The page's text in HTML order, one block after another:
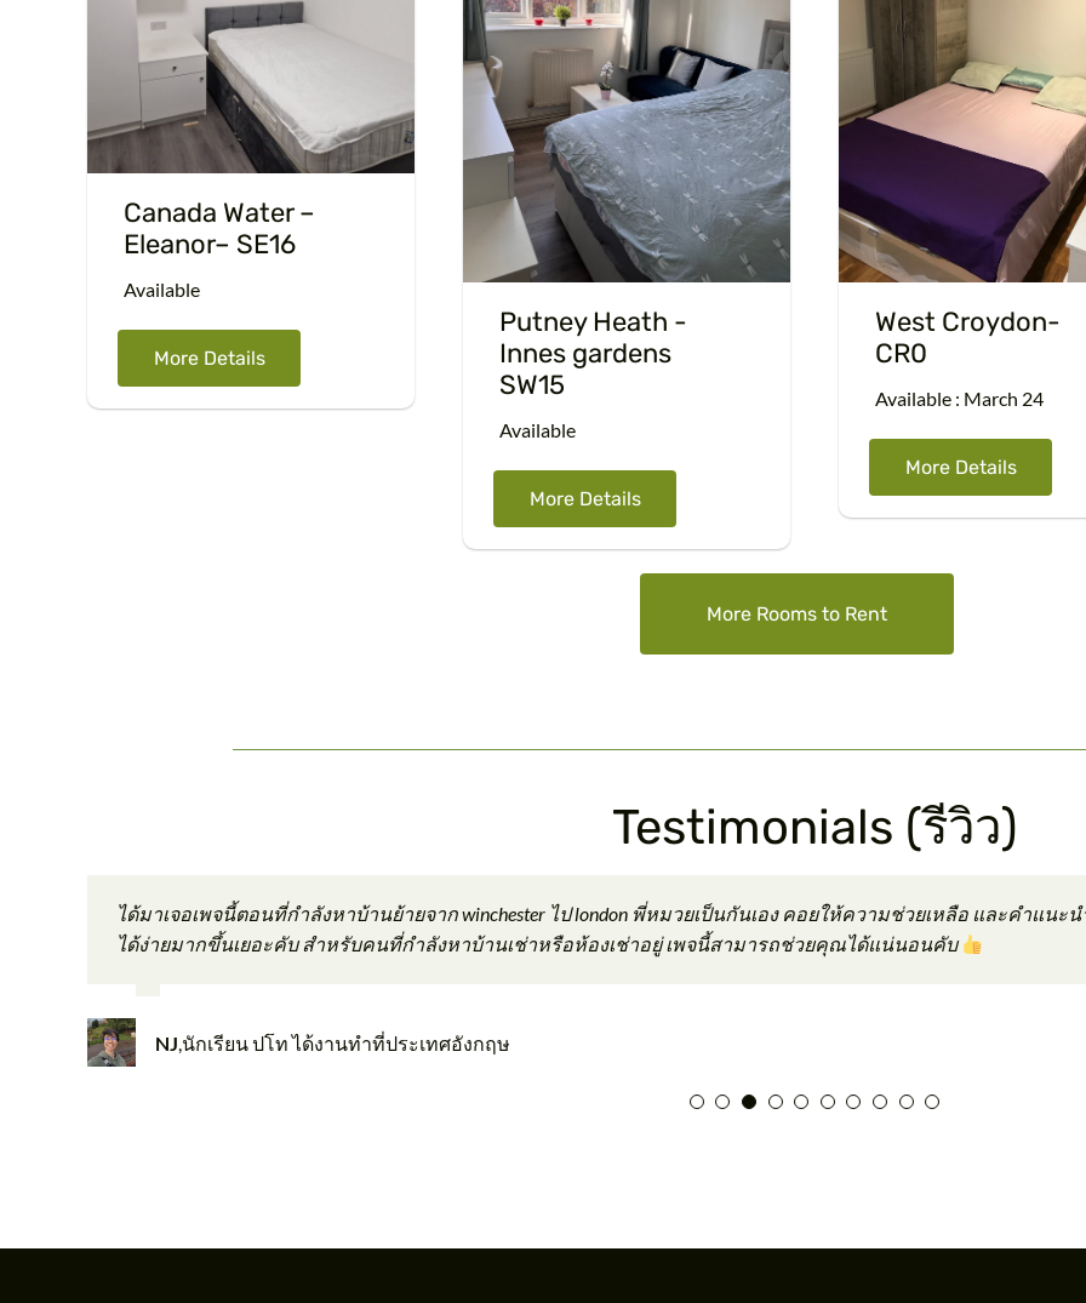
Canada Water –
Eleanor– SE16
Available
More Details
Putney Heath -
Innes gardens
SW15
Available
More Details
West Croydon-
CR0
Available : March 24
More Details
More Rooms to Rent
Testimonials (รีวิว)
I stayed at a property managed by May in Crystal Palace for 7 months, conveniently located within ‘the triangle,’ surrounded
incredibly responsive and always willing to assist, enhancing the experience. Despite a difficult tenant, May handled the
regular cleaning every other day. The exceptional customer service and cleanliness truly made it a 5-star experience. Ariya
ไม่ผิดหวังเลยค่ะที่โทรไปปรึกษาน้องหมวยและตัดสินใจเลือกน้องหมวย บ้านสะอาดและมีอุปกรณ์ครบทุกสิ่งค่ะสามาร
สะดวกมากๆใกล้สถานีรถไฟ,รถบัส,ซุปเปอร์ฯ น้องหมวยใจดีมากๆให้คำแนะนำให้คำปรึกษาทุกอย่างรู้สึกเป็นกันเองม
ได้มาเจอเพจนี้ตอนที่กําลังหาบ้านย้ายจาก winchester ไป london พี่หมวยเป็นกันเอง คอยให้ความช่วยเหลือ และคําแน
ได้ง่ายมากขึ้นเยอะคับ สําหรับคนที่กําลังหาบ้านเช่าหรือห้องเช่าอยู่ เพจนี้สามารถช่วยคุณได้แน่นอนคับ
NJ นักเรียน ปโท ได้งานทำที่ประเทศอังกฤษ
The house was very clean and very organized. It made you feel like you were home when you’re there. The staff was
won’t be disappointed.
My first impression with this business is that they take your request and preferences seriously. Everyone knows it’s not easy
But with their help and suggestions, my vacation in London couldn’t be any better. They have number of properties on them
like having my personal real estate agent but for a short vacation.
Giving me extra money to spend on cafe and restaurant there. Thank you Muay & James for your hospitality. I totally
in London.
ไปอังกฤษต้องติดต่อพี่หมวย พี่เจมส์ เลยค่ะ ให้คำแนะนำดี จองล่วงหน้าสักนิด หัองเต็มเร็วมากค่ะ
ติดต่อมาพักกับพี่หมวยอีกครั้ง ยังประทับใจเหมือนเดิม ให้คำแนะนำดีมาก รอบนี้มา Private Trip กับครอบครัว จองรถตู้พี่
Great communications before hand, easy access. Lovely and clean.
Very comfy clean bed.
Highly recommend
Bill
ในฐานะพ่อบ้านวัย 50 กว่าที่มาเรียนต่อป.โทที่ลอนดอนก่อนหน้าโรงเรียนเปิดไม่ถึง 1 อาทิตย์ ไม่ง่ายเลยที่จะหาบ้านเ
และลูกที่อายุ 4 ขวบ
ตอนนี้ผมและครอบครัวได้ที่พักระยะยาวจากการจัดหาของคุณหมวยในค่าเช่าที่เหมาะสม ขอขอบคุณคุณหมวย และข
ขอบคุณคุณหมวยมากค่ะ ที่ช่วยให้คำแนะนำการเดินทางมาที่พัก ร้านค้า ร้านอาหารสถานที่เที่ยวที่น่าสนใจแถวที่พัก
กับน้ำใจคนไทยที่น่ารักค่ะ ทำให้เซฟค่าใช้จ่ายทั้งค่าที่พักและค่าอาหารค่ะ
คุณ ภริญา,Thailand
P’May is friendly and quick to respond to any inquiries. Highly recommend!